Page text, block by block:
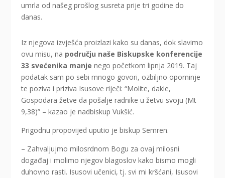
umrla od našeg prošlog susreta prije tri godine do
danas.
Iz njegova izvješća proizlazi kako su danas, dok slavimo
ovu misu, na području naše Biskupske konferencije
33 svećenika manje nego početkom lipnja 2019. Taj
podatak sam po sebi mnogo govori, ozbiljno opominje
te poziva i priziva Isusove riječi: “Molite, dakle,
Gospodara žetve da pošalje radnike u žetvu svoju (Mt
9,38)” – kazao je nadbiskup Vukšić.
Prigodnu propovijed uputio je biskup Semren.
– Zahvaljujmo milosrdnom Bogu za ovaj milosni
događaj i molimo njegov blagoslov kako bismo mogli
duhovno rasti. Isusovi učenici, tj. svi mi kršćani, Isusovi